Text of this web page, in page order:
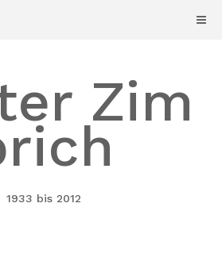
Zim
1933 bis 2012